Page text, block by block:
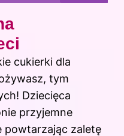
cukierki dla
tym
Dziecięca
przyjemne
powtarzając zaletę